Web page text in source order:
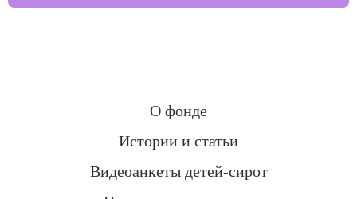
О фонде
Истории и статьи
Видеоанкеты детей-сирот